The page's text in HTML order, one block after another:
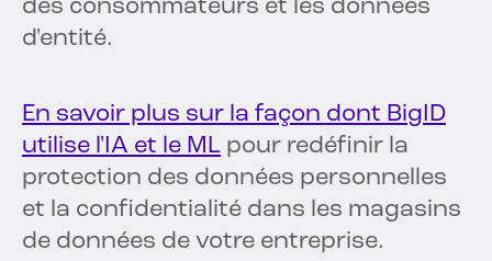
des consommateurs et les données
d'entité.
En savoir plus sur la façon dont BigID
utilise l'IA et le ML pour redéfinir la
protection des données personnelles
et la confidentialité dans les magasins
de données de votre entreprise.